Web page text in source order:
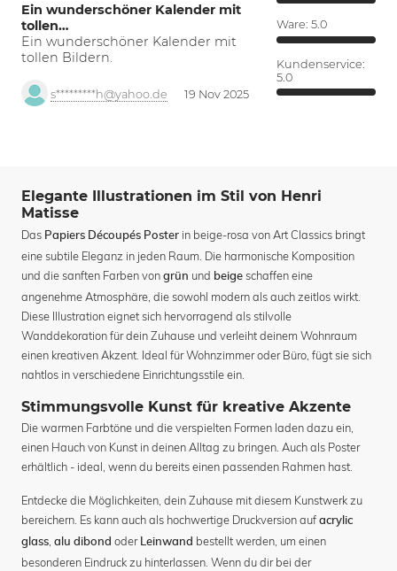
Ein wunderschöner Kalender mit
tollen…
Ein wunderschöner Kalender mit
tollen Bildern.
s*********h@yahoo.de 19 Nov 2025
Ware: 5.0
Kundenservice:
5.0
Elegante Illustrationen im Stil von Henri
Matisse
Das Papiers Découpés Poster in beige-rosa von Art Classics bringt
eine subtile Eleganz in jeden Raum. Die harmonische Komposition
und die sanften Farben von grün und beige schaffen eine
angenehme Atmosphäre, die sowohl modern als auch zeitlos wirkt.
Diese Illustration eignet sich hervorragend als stilvolle
Wanddekoration für dein Zuhause und verleiht deinem Wohnraum
einen kreativen Akzent. Ideal für Wohnzimmer oder Büro, fügt sie sich
nahtlos in verschiedene Einrichtungsstile ein.
Stimmungsvolle Kunst für kreative Akzente
Die warmen Farbtöne und die verspielten Formen laden dazu ein,
einen Hauch von Kunst in deinen Alltag zu bringen. Auch als Poster
erhältlich - ideal, wenn du bereits einen passenden Rahmen hast.
Entdecke die Möglichkeiten, dein Zuhause mit diesem Kunstwerk zu
bereichern. Es kann auch als hochwertige Druckversion auf acrylic
glass alu dibond oder Leinwand bestellt werden, um einen
besonderen Eindruck zu hinterlassen. Wenn du dir bei der